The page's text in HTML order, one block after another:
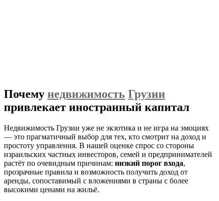
Почему недвижимость Грузии
привлекает иностранный капитал
Недвижимость Грузии уже не экзотика и не игра на эмоциях
— это прагматичный выбор для тех, кто смотрит на доход и
простоту управления. В нашей оценке спрос со стороны
израильских частных инвесторов, семей и предпринимателей
растёт по очевидным причинам: низкий порог входа,
прозрачные правила и возможность получить доход от
аренды, сопоставимый с вложениями в страны с более
высокими ценами на жильё.